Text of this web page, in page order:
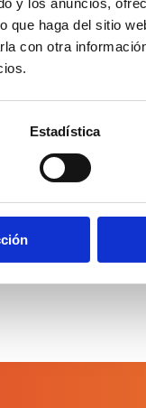
y los anuncios,
que haga del sitio
con otra
Estadística